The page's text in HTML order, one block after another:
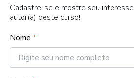
Cadastre-se e mostre seu
autor(a) deste curso!
Nome *